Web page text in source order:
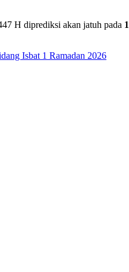
H diprediksi akan jatuh pada
Isbat 1 Ramadan 2026